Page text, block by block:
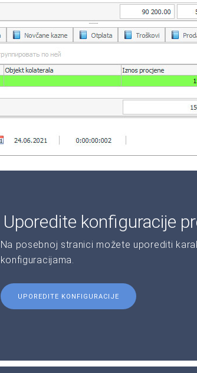
Uporedite konfiguracije
Na posebnoj stranici možete uporediti
konfiguracijama.
UPOREDITE KONFIGURACIJE